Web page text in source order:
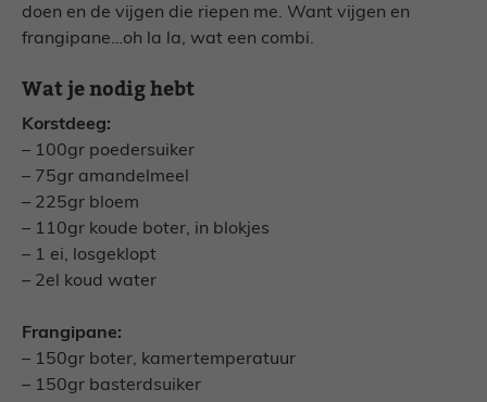
doen en de vijgen die riepen me. Want vijgen en
frangipane…oh la la, wat een combi.
Wat je nodig hebt
Korstdeeg:
– 100gr poedersuiker
– 75gr amandelmeel
– 225gr bloem
– 110gr koude boter, in blokjes
– 1 ei, losgeklopt
– 2el koud water
Frangipane:
– 150gr boter, kamertemperatuur
– 150gr basterdsuiker